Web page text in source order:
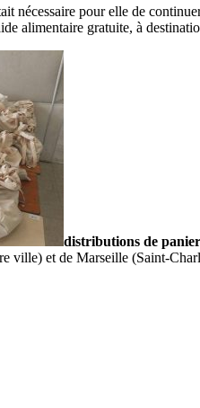
nécessaire pour elle de
alimentaire gratuite, à
distributions de
ville) et de Marseille (Saint-